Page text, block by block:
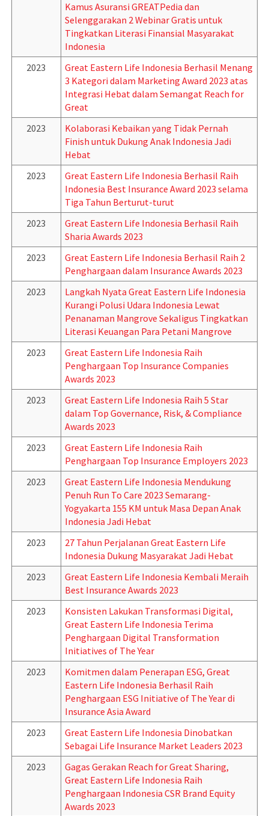
Kamus Asuransi GREATPedia dan
Selenggarakan 2 Webinar Gratis untuk
Tingkatkan Literasi Finansial Masyarakat
Indonesia
2023
Great Eastern Life Indonesia Berhasil Menang
3 Kategori dalam Marketing Award 2023 atas
Integrasi Hebat dalam Semangat Reach for
Great
2023
Kolaborasi Kebaikan yang Tidak Pernah
Finish untuk Dukung Anak Indonesia Jadi
Hebat
2023
Great Eastern Life Indonesia Berhasil Raih
Indonesia Best Insurance Award 2023 selama
Tiga Tahun Berturut-turut
2023
Great Eastern Life Indonesia Berhasil Raih
Sharia Awards 2023
2023
Great Eastern Life Indonesia Berhasil Raih 2
Penghargaan dalam Insurance Awards 2023
2023
Langkah Nyata Great Eastern Life Indonesia
Kurangi Polusi Udara Indonesia Lewat
Penanaman Mangrove Sekaligus Tingkatkan
Literasi Keuangan Para Petani Mangrove
2023
Great Eastern Life Indonesia Raih
Penghargaan Top Insurance Companies
Awards 2023
2023
Great Eastern Life Indonesia Raih 5 Star
dalam Top Governance, Risk, & Compliance
Awards 2023
2023
Great Eastern Life Indonesia Raih
Penghargaan Top Insurance Employers 2023
2023
Great Eastern Life Indonesia Mendukung
Penuh Run To Care 2023 Semarang-
Yogyakarta 155 KM untuk Masa Depan Anak
Indonesia Jadi Hebat
2023
27 Tahun Perjalanan Great Eastern Life
Indonesia Dukung Masyarakat Jadi Hebat
2023
Great Eastern Life Indonesia Kembali Meraih
Best Insurance Awards 2023
2023
Konsisten Lakukan Transformasi Digital,
Great Eastern Life Indonesia Terima
Penghargaan Digital Transformation
Initiatives of The Year
2023
Komitmen dalam Penerapan ESG, Great
Eastern Life Indonesia Berhasil Raih
Penghargaan ESG Initiative of The Year di
Insurance Asia Award
2023
Great Eastern Life Indonesia Dinobatkan
Sebagai Life Insurance Market Leaders 2023
2023
Gagas Gerakan Reach for Great Sharing,
Great Eastern Life Indonesia Raih
Penghargaan Indonesia CSR Brand Equity
Awards 2023